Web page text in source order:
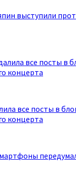
выступили
все посты в
концерта